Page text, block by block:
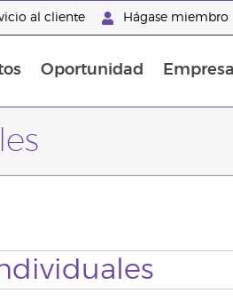
al cliente Hágase miembro
Oportunidad Empresa